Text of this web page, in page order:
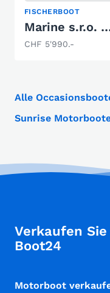
FISCHERBOOT
Marine s.r.o.
CHF 5'990.-
Alle
Sunrise
Verkaufen
Boot24
Motorboot